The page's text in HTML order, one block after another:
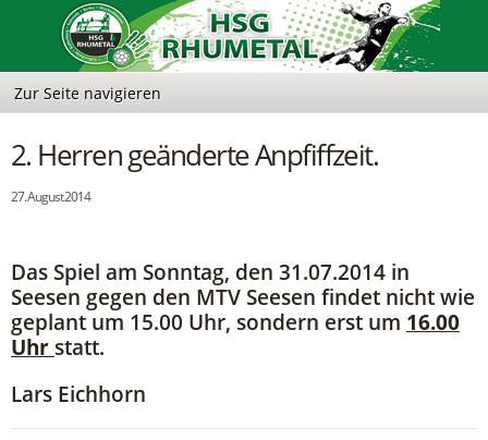
2. Herren geänderte Anpfiffzeit.
27. August 2014
Das Spiel am Sonntag, den 31.07.2014 in
Seesen gegen den MTV Seesen findet nicht wie
geplant um 15.00 Uhr, sondern erst um 16.00
Uhr statt.
Lars Eichhorn